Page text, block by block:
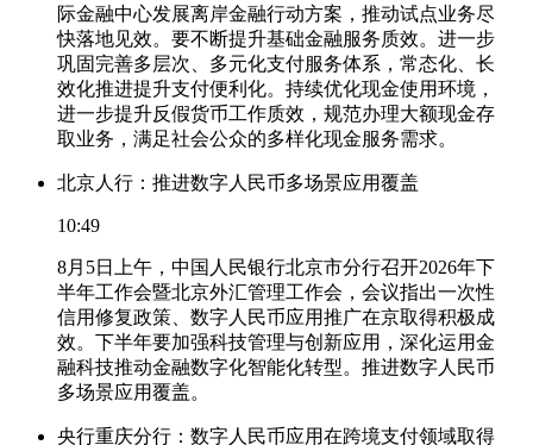
际金融中心发展离岸金融行动方案，推动试点业务尽
快落地见效。要不断提升基础金融服务质效。进一步
巩固完善多层次、多元化支付服务体系，常态化、长
效化推进提升支付便利化。持续优化现金使用环境，
进一步提升反假货币工作质效，规范办理大额现金存
取业务，满足社会公众的多样化现金服务需求。
北京人行：推进数字人民币多场景应用覆盖
10:49
8月5日上午，中国人民银行北京市分行召开2026年下
半年工作会暨北京外汇管理工作会，会议指出一次性
信用修复政策、数字人民币应用推广在京取得积极成
效。下半年要加强科技管理与创新应用，深化运用金
融科技推动金融数字化智能化转型。推进数字人民币
多场景应用覆盖。
央行重庆分行：数字人民币应用在跨境支付领域取得